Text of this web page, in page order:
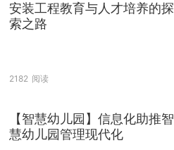
安装工程教育与人才培养的探
索之路
2182 阅读
【智慧幼儿园】信息化助推智
慧幼儿园管理现代化